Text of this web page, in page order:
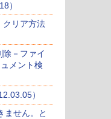
）
クリア方法
－ファイ
メント検
）
ません。と